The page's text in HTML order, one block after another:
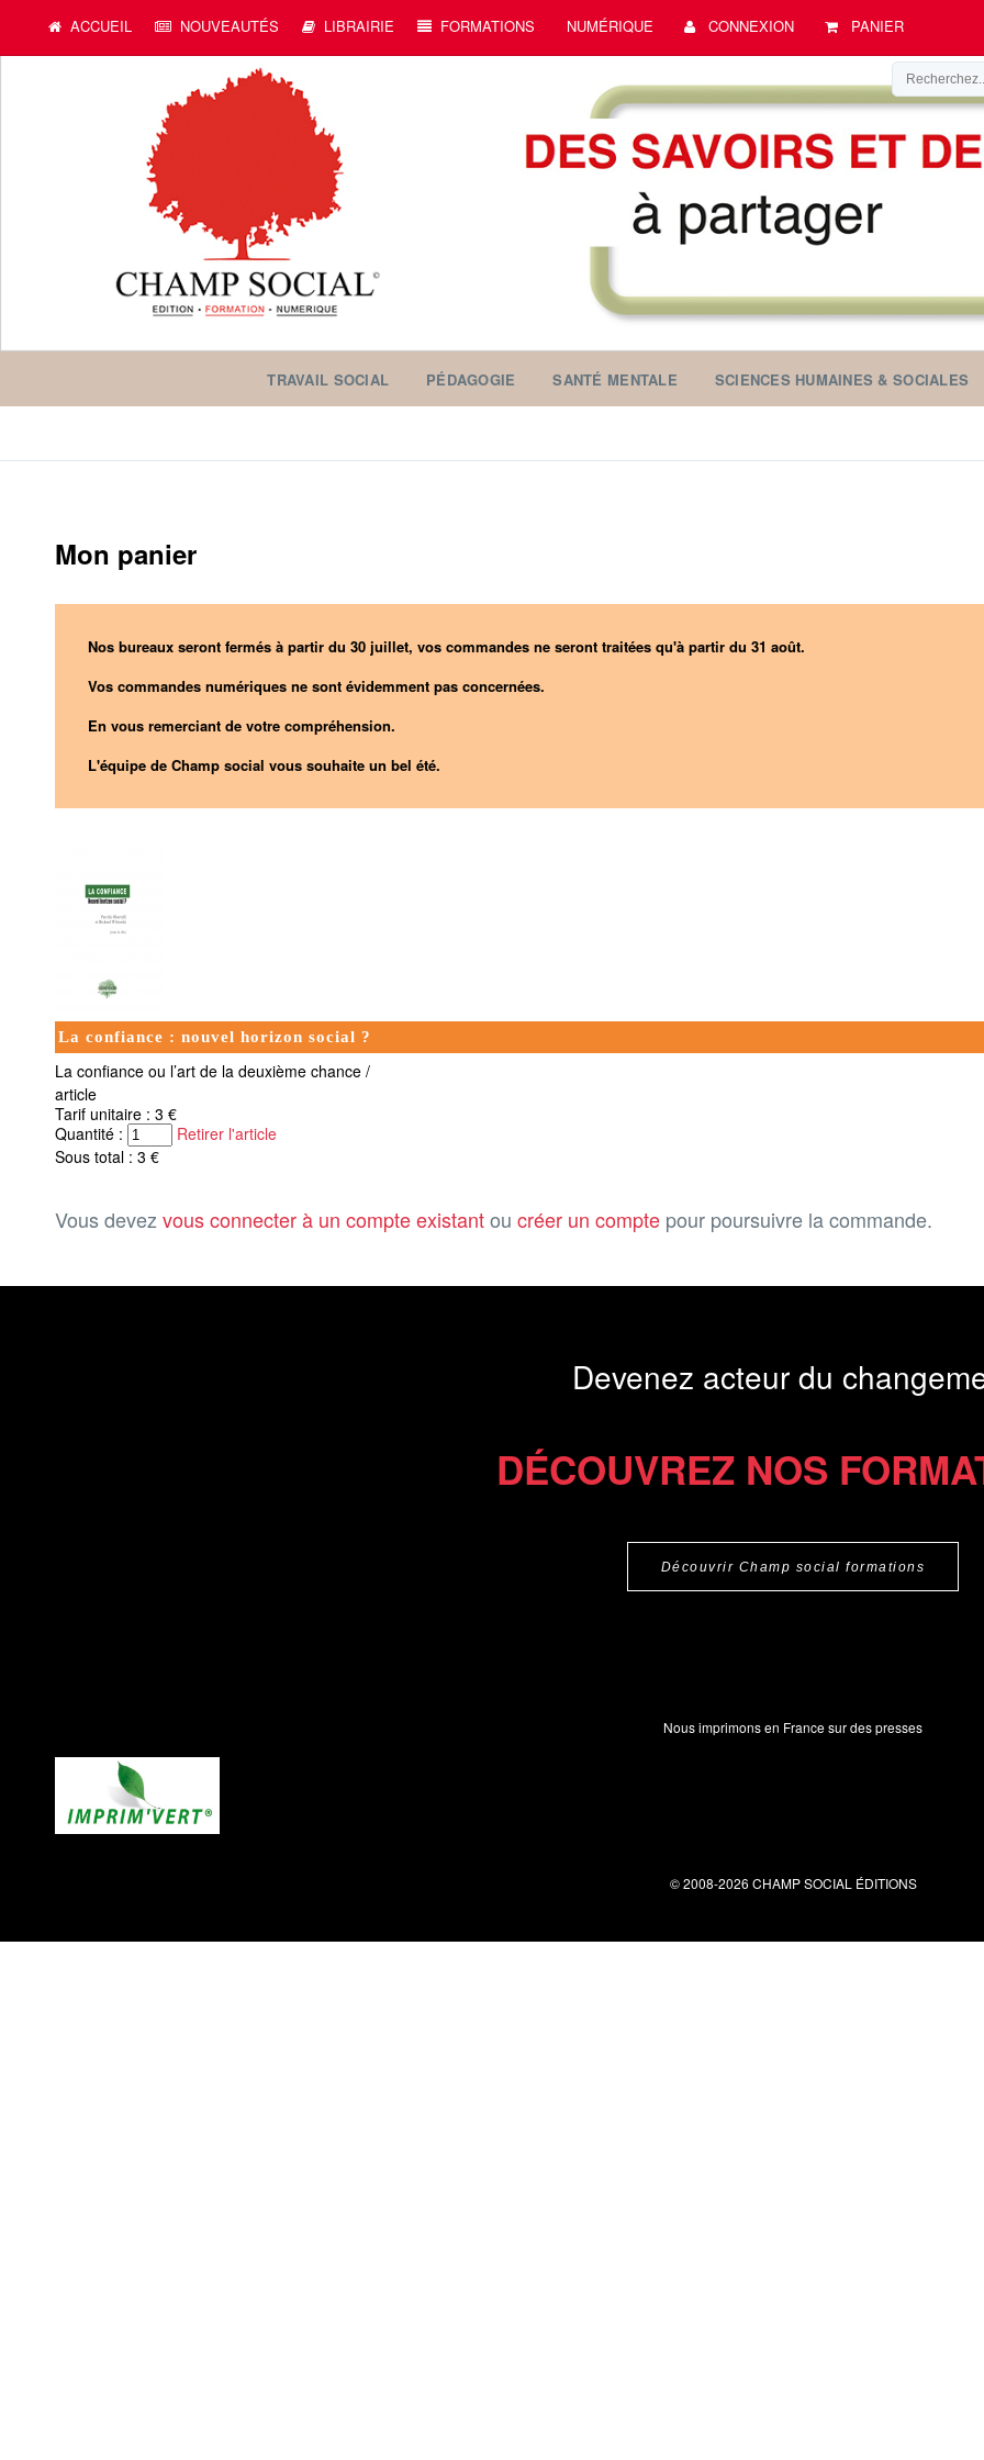
ACCUEIL NOUVEAUTÉS LIBRAIRIE FORMATIONS NUMÉRIQUE CONNEXION PANIER
TRAVAIL SOCIAL PÉDAGOGIE SANTÉ MENTALE SCIENCES HUMAINES & SOCIALES
Mon panier
Nos bureaux seront fermés à partir du 30 juillet, vos commandes ne seront traitées qu'à partir du 31 août.
Vos commandes numériques ne sont évidemment pas concernées.
En vous remerciant de votre compréhension.
L'équipe de Champ social vous souhaite un bel été.
La confiance : nouvel horizon social ?
La confiance ou l’art de la deuxième chance /
article
Tarif unitaire : 3 €
Quantité :
Retirer l'article
Sous total : 3 €
Vous devezvous connecter à un compte existantou créer un compte pour poursuivre la commande.
Devenez acteur du
DÉCOUVREZ NOS
Découvrir Champ social formations
Nous imprimons en France sur des presses
© 2008-2026 CHAMP SOCIAL ÉDITIONS